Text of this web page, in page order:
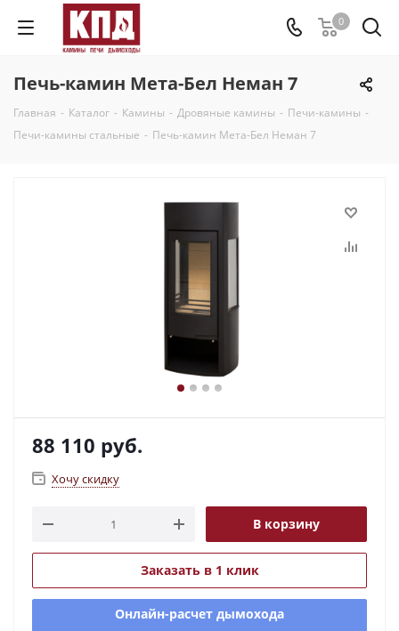
0
Печь-камин Мета-Бел Неман 7
Главная - Каталог - Камины - Дровяные камины - Печи-камины -
Печи-камины стальные - Печь-камин Мета-Бел Неман 7
88 110 руб.
Хочу скидку
В корзину
Заказать в 1 клик
Онлайн-расчет дымохода